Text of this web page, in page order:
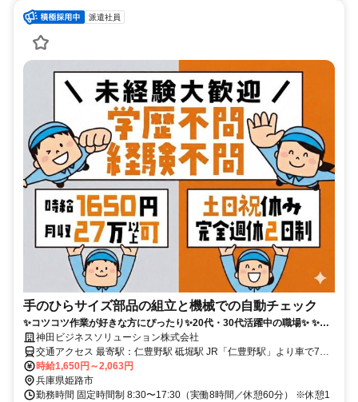
派遣社員
手のひらサイズ部品の組立と機械での自動チェック
✨コツコツ作業が好きな方にぴったり✨20代・30代活躍中の職場✨ ✨土
日祝休み✨時給1650円～✨未経験でも安心の職場環境♪
神田ビジネスソリューション株式会社
交通アクセス 最寄駅：仁豊野駅 砥堀駅 JR「仁豊野駅」より車で7分
JR「砥堀駅」より車で10分 ★車通勤OK！
時給1,650円～2,063円
兵庫県姫路市
勤務時間 固定時間制 8:30〜17:30（実働8時間／休憩60分） ※休憩1